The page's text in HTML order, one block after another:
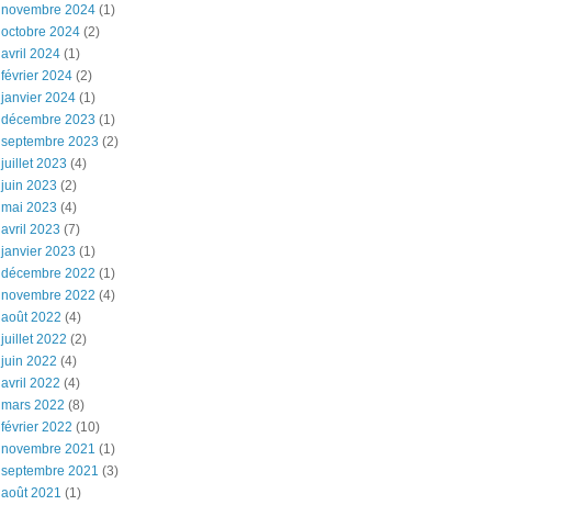
novembre 2024 (1)
octobre 2024 (2)
avril 2024 (1)
février 2024 (2)
janvier 2024 (1)
décembre 2023 (1)
septembre 2023 (2)
juillet 2023 (4)
juin 2023 (2)
mai 2023 (4)
avril 2023 (7)
janvier 2023 (1)
décembre 2022 (1)
novembre 2022 (4)
août 2022 (4)
juillet 2022 (2)
juin 2022 (4)
avril 2022 (4)
mars 2022 (8)
février 2022 (10)
novembre 2021 (1)
septembre 2021 (3)
août 2021 (1)